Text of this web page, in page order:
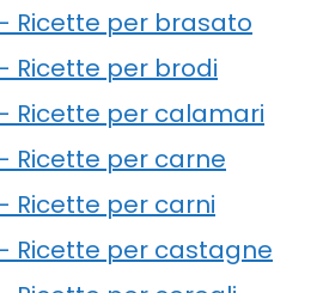
Ricette per brasato
Ricette per brodi
Ricette per calamari
Ricette per carne
Ricette per carni
Ricette per castagne